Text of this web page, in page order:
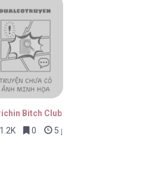
Đơn Sắc [...] – Chap 89
Bitch Club
1.2K
0 5 phút trước